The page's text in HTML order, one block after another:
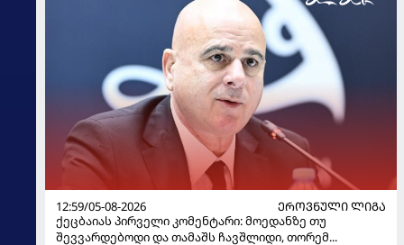
12:59/05-08-2026
ᲔᲠᲝᲕᲜᲣᲚᲘ ᲚᲘᲒᲐ
ქეცბაიას პირველი კომენტარი: მოედანზე თუ
შევვარდებოდი და თამაშს ჩავშლიდი, თორემ...